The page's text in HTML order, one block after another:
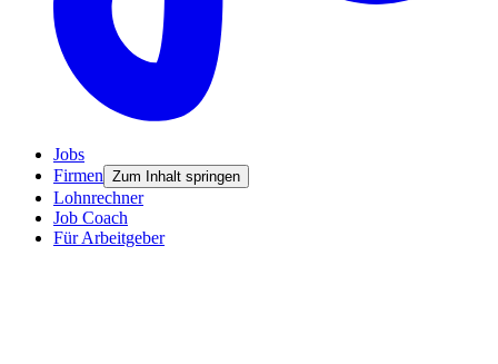
Jobs
Firmen Zum Inhalt springen
Lohnrechner
Job Coach
Für Arbeitgeber